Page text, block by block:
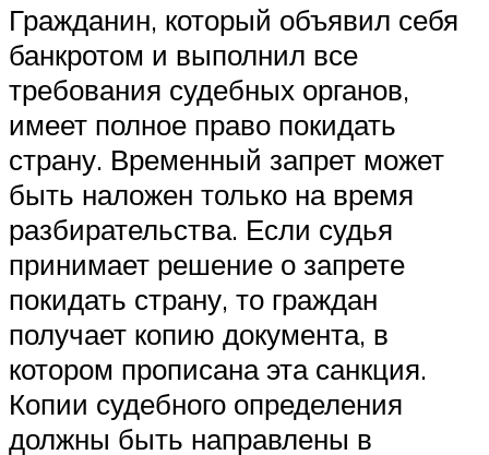
Гражданин, который объявил себя
банкротом и выполнил все
требования судебных органов,
имеет полное право покидать
страну. Временный запрет может
быть наложен только на время
разбирательства. Если судья
принимает решение о запрете
покидать страну, то граждан
получает копию документа, в
котором прописана эта санкция.
Копии судебного определения
должны быть направлены в